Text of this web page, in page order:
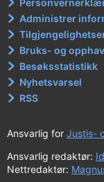
Administrer
Bruks- og
Besøksstatistikk
Nyhetsvarsel
RSS
Ansvarlig for Justis-
Ansvarlig redaktør:
Nettredaktør: